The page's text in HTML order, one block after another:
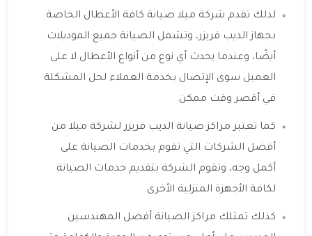
لذلك تقدم شركة ميلا صيانة كافة الأعطال الخاصة
بجهاز الديب فريزر، وتشمل الصيانة جميع الموديلات
أيضًا، وعندما يحدث أي نوع من أنواع الأعطال لا على
العميل سوى الإتصال بخدمة العملاء لحل المشكلة
في أقصر وقت ممكن.
كما تعتبر مراكز صيانة الديب فريزر لشركة ميلا من
أفضل الشركات التي تقوم بخدمات الصيانة على
أكمل وجه، وتقوم الشركة بتقديم خدمات الصيانة
لكافة الأجهزة المنزلية الأخرى.
كذلك تمتلك مراكز الصيانة أفضل المهندسين